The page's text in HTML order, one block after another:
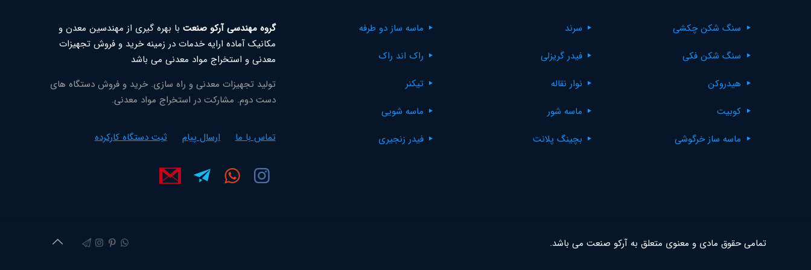
سنگ شکن چکشی
سنگ شکن فکی
هیدروکن
کوبیت
ماسه ساز خرگوشی
سرند
فیدر گریزلی
نوار نقاله
ماسه شور
بچینگ پلانت
ماسه ساز دو طرفه
راک اند راک
تیکنر
ماسه شویی
فیدر زنجیری
گروه مهندسی آرکو صنعت با بهره گیری از مهندسین معدن و
مکانیک آماده ارایه خدمات در زمینه خرید و فروش تجهیزات
معدنی و استخراج مواد معدنی می باشد
تولید تجهیزات معدنی و راه سازی. خرید و فروش دستگاه های
دست دوم. مشارکت در استخراج مواد معدنی.
تماس با ما ارسال پیام ثبت دستگاه کارکرده
تمامی حقوق مادی و معنوی متعلق به آرکو صنعت می باشد.